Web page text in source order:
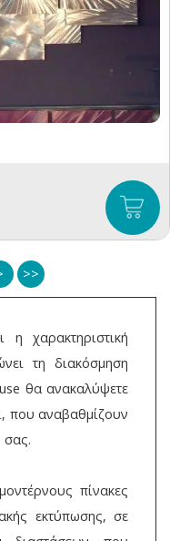
>>
η χαρακτηριστική
τη διακόσμηση
θα ανακαλύψετε
που αναβαθμίζουν
σας.
πίνακες
εκτύπωσης, σε